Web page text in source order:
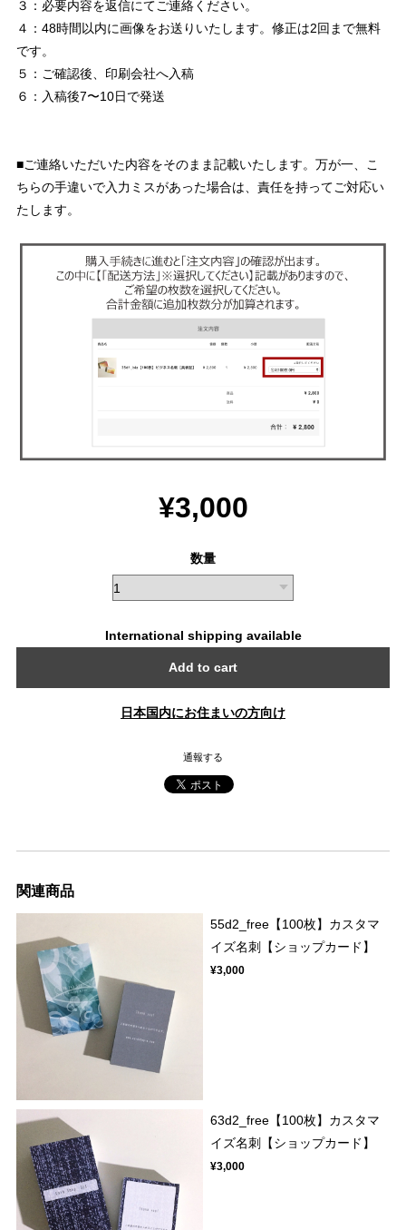
３：必要内容を返信にてご連絡ください。
４：48時間以内に画像をお送りいたします。修正は2回まで無料
です。
５：ご確認後、印刷会社へ入稿
６：入稿後7〜10日で発送
■ご連絡いただいた内容をそのまま記載いたします。万が一、こ
ちらの手違いで入力ミスがあった場合は、責任を持ってご対応い
たします。
¥3,000
数量
International shipping available
Add to cart
日本国内にお住まいの方向け
通報する
関連商品
55d2_free【100枚】カスタマ
イズ名刺【ショップカード】
¥3,000
63d2_free【100枚】カスタマ
イズ名刺【ショップカード】
¥3,000